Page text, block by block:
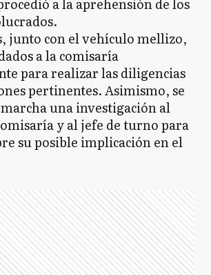
junto con el vehículo mellizo,
a la comisaría
para realizar las diligencias
pertinentes. Asimismo, se
una investigación al
y al jefe de turno para
su posible implicación en el